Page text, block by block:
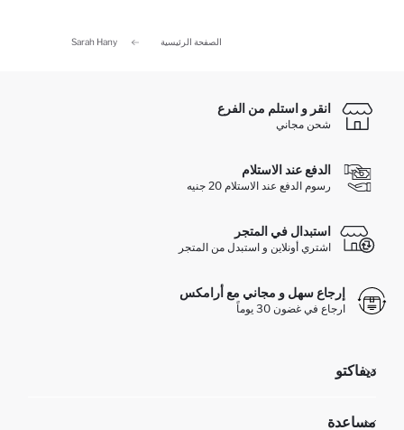
الصفحة الرئيسية Sarah Hany
انقر و استلم من الفرع
شحن مجاني
الدفع عند الاستلام
رسوم الدفع عند الاستلام 20 جنيه
استبدال في المتجر
اشتري أونلاين و استبدل من المتجر
إرجاع سهل و مجاني مع أرامكس
ارجاع في غضون 30 يوماً
ديفاكتو
مساعدة